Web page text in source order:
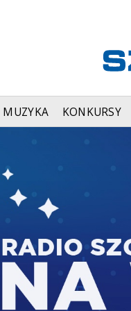
MUZYKA KONKURSY